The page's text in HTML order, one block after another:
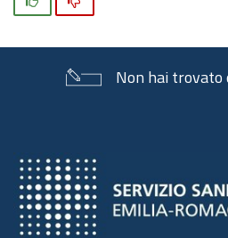
Non hai trovato